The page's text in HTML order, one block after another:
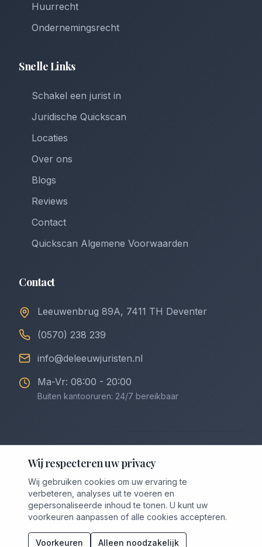
Huurrecht
Ondernemingsrecht
Snelle Links
Schakel een jurist in
Juridische Quickscan
Locaties
Over ons
Blogs
Reviews
Contact
Quickscan Algemene Voorwaarden
Contact
Leeuwenbrug 89A, 7411 TH Deventer
(0570) 238 239
info@deleeuwjuristen.nl
Ma-Vr: 08:00 - 20:00
Buiten kantooruren: 24/7 bereikbaar
2026
De Leeuw Incasso & Juristen. Alle rechten
voorbehouden.
Privacybeleid Algemene Voorwaarden
Voorwaarden Downloaden (PDF)Cookievoorkeuren
Wij respecteren uw privacy
Wij gebruiken cookies om uw ervaring te
verbeteren, analyses uit te voeren en
gepersonaliseerde inhoud te tonen. U kunt uw
voorkeuren aanpassen of alle cookies accepteren.
Voorkeuren Alleen noodzakelijk